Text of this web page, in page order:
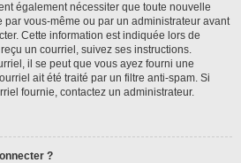
également nécessiter que toute nouvelle
par vous-même ou par un administrateur avant
Cette information est indiquée lors de
un courriel, suivez ses instructions.
il se peut que vous ayez fourni une
ait été traité par un filtre anti-spam. Si
fournie, contactez un administrateur.
?